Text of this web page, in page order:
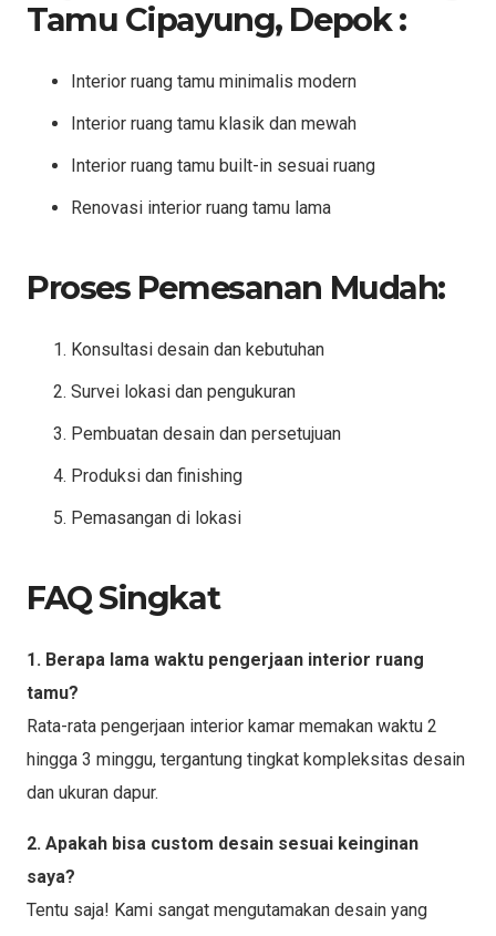
Tamu Cipayung, Depok :
Interior ruang tamu minimalis modern
Interior ruang tamu klasik dan mewah
Interior ruang tamu built-in sesuai ruang
Renovasi interior ruang tamu lama
Proses Pemesanan Mudah:
Konsultasi desain dan kebutuhan
Survei lokasi dan pengukuran
Pembuatan desain dan persetujuan
Produksi dan finishing
Pemasangan di lokasi
FAQ Singkat
1. Berapa lama waktu pengerjaan interior ruang
tamu?
Rata-rata pengerjaan interior kamar memakan waktu 2
hingga 3 minggu, tergantung tingkat kompleksitas desain
dan ukuran dapur.
2. Apakah bisa custom desain sesuai keinginan
saya?
Tentu saja! Kami sangat mengutamakan desain yang